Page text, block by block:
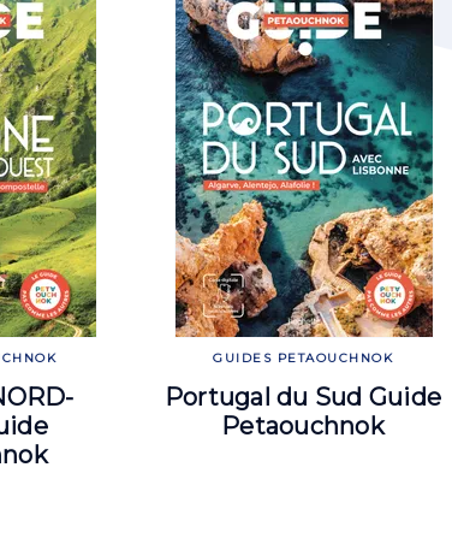
GUIDES PETAOUCHNOK
Portugal du Sud Guide
Petaouchnok